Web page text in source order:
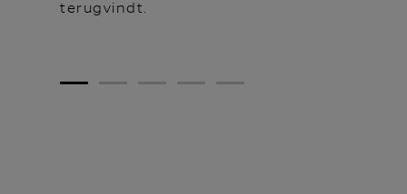
terugvindt.
1 2 3 4 5